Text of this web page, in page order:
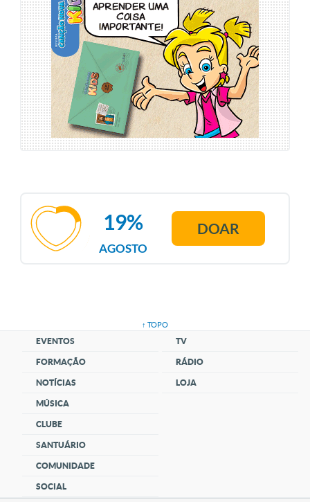
AGOSTO
19% DOAR
↑ TOPO
EVENTOS
FORMAÇÃO
NOTÍCIAS
MÚSICA
CLUBE
SANTUÁRIO
COMUNIDADE
SOCIAL
TV
RÁDIO
LOJA